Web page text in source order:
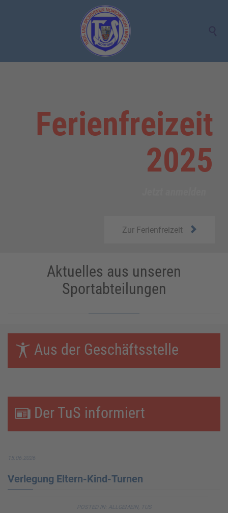
Ferienfreizeit
2025
Zur Ferienfreizeit 
Aktuelles aus unseren
Sportabteilungen
 Aus der Geschäftsstelle
 Der TuS informiert
15.06.2026
Verlegung Eltern-Kind-Turnen
POSTED IN: ALLGEMEIN, TUS